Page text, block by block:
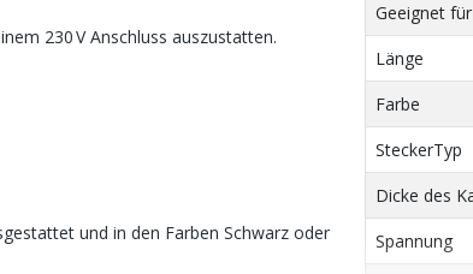
230 V Anschluss auszustatten.
und in den Farben Schwarz oder
Geeignet für
Länge
Farbe
SteckerTyp
Dicke des
Spannung